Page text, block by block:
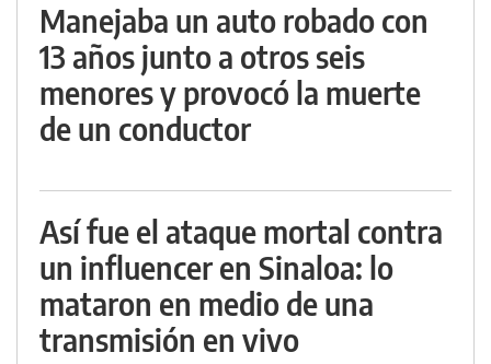
Manejaba un auto robado con
13 años junto a otros seis
menores y provocó la muerte
de un conductor
Así fue el ataque mortal contra
un influencer en Sinaloa: lo
mataron en medio de una
transmisión en vivo